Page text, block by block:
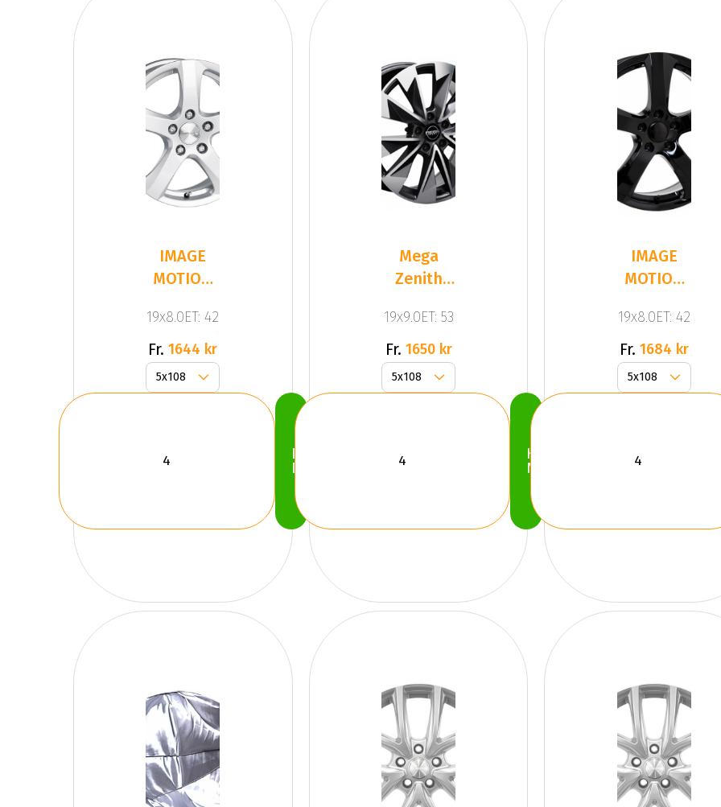
IMAGE
MOTION
19x8.0ET: 42
Fr. 1644 kr
Köp
Nu
Mega
Zenith
Grey
Front
19x9.0ET: 53
Fr. 1650 kr
Köp
Nu
IMAGE
MOTION
BLACK
19x8.0ET: 42
Fr. 1684 kr